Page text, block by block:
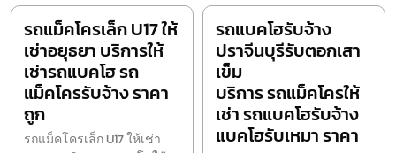
รถแม็คโครเล็ก U17 ให้
เช่าอยุธยา บริการให้
เช่ารถแบคโฮ รถ
แม็คโครรับจ้าง ราคา
ถูก
รถแม็คโครเล็ก U17 ให้เช่า
รถแบคโฮรับจ้าง
ปราจีนบุรีรับตอกเสา
เข็ม
บริการ รถแม็คโครให้
เช่า รถแบคโฮรับจ้าง
แบคโฮรับเหมา ราคา